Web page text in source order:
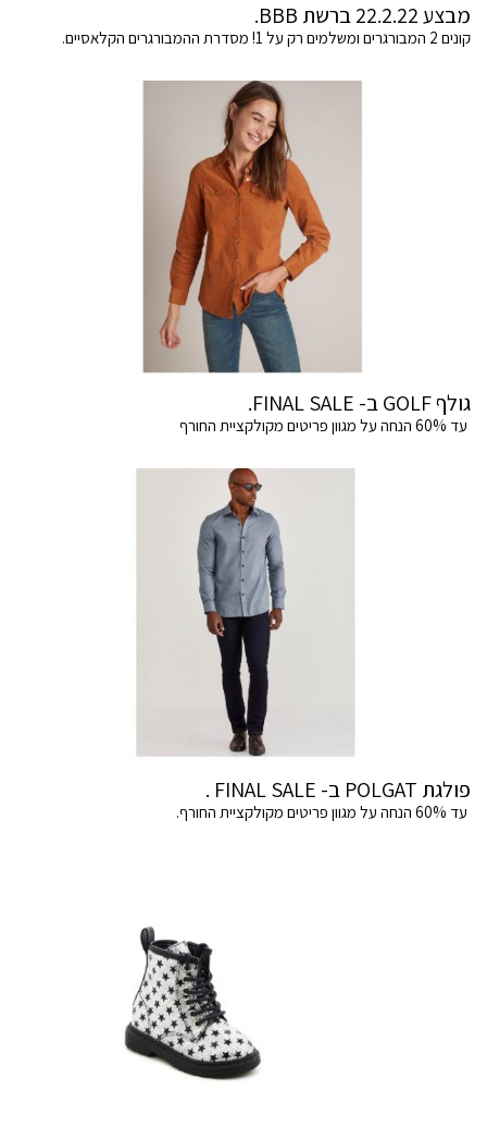
מבצע 22.2.22 ברשת BBB.
קונים 2 המבורגרים ומשלמים רק על 1! מסדרת ההמבורגרים הקלאסיים.
גולף GOLF ב- FINAL SALE.
עד 60% הנחה על מגוון פריטים מקולקציית החורף
פולגת POLGAT ב- FINAL SALE .
עד 60% הנחה על מגוון פריטים מקולקציית החורף.